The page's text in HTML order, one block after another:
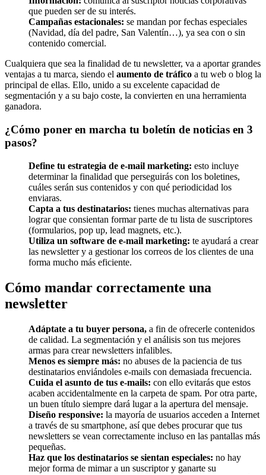
que pueden ser de su interés.
Campañas estacionales: se mandan por fechas especiales
(Navidad, día del padre, San Valentín…), ya sea con o sin
contenido comercial.
Cualquiera que sea la finalidad de tu newsletter, va a aportar grandes
ventajas a tu marca, siendo el aumento de tráfico a tu web o blog la
principal de ellas. Ello, unido a su excelente capacidad de
segmentación y a su bajo coste, la convierten en una herramienta
ganadora.
¿Cómo poner en marcha tu boletín de noticias en 3
pasos?
Define tu estrategia de e-mail marketing: esto incluye
determinar la finalidad que perseguirás con los boletines,
cuáles serán sus contenidos y con qué periodicidad los
enviaras.
Capta a tus destinatarios: tienes muchas alternativas para
lograr que consientan formar parte de tu lista de suscriptores
(formularios, pop up, lead magnets, etc.).
Utiliza un software de e-mail marketing: te ayudará a crear
las newsletter y a gestionar los correos de los clientes de una
forma mucho más eficiente.
Cómo mandar correctamente una
newsletter
Adáptate a tu buyer persona, a fin de ofrecerle contenidos
de calidad. La segmentación y el análisis son tus mejores
armas para crear newsletters infalibles.
Menos es siempre más: no abuses de la paciencia de tus
destinatarios enviándoles e-mails con demasiada frecuencia.
Cuida el asunto de tus e-mails: con ello evitarás que estos
acaben accidentalmente en la carpeta de spam. Por otra parte,
un buen título siempre dará lugar a la apertura del mensaje.
Diseño responsive: la mayoría de usuarios acceden a Internet
a través de su smartphone, así que debes procurar que tus
newsletters se vean correctamente incluso en las pantallas más
pequeñas.
Haz que los destinatarios se sientan especiales: no hay
mejor forma de mimar a un suscriptor y ganarte su